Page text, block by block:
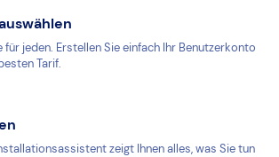
jeden. Erstellen Sie einfach Ihr Benutzerkonto
Tarif.
zeigt Ihnen alles, was Sie tun